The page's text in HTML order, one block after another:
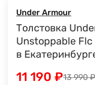
Under Armour
Толстовка
Unstoppable Flc
в
13 990₽
11 190 ₽